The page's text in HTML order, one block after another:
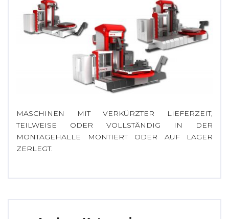
MASCHINEN MIT VERKÜRZTER LIEFERZEIT,
TEILWEISE ODER VOLLSTÄNDIG IN DER
MONTAGEHALLE MONTIERT ODER AUF LAGER
ZERLEGT.